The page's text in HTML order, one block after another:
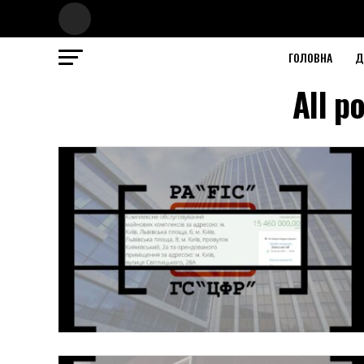
ГОЛОВНА
All